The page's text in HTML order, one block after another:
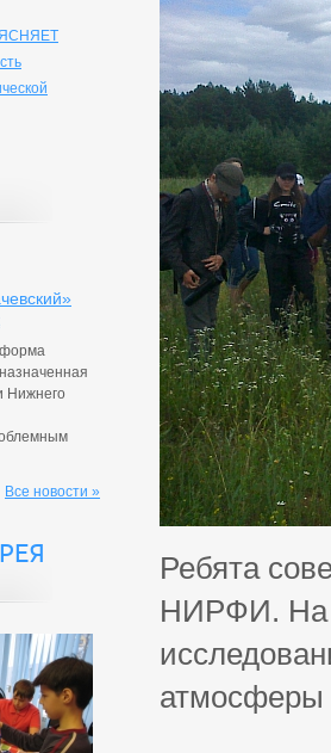
Нижнего
Все новости »
Ребята
НИРФИ. На
атмосферы